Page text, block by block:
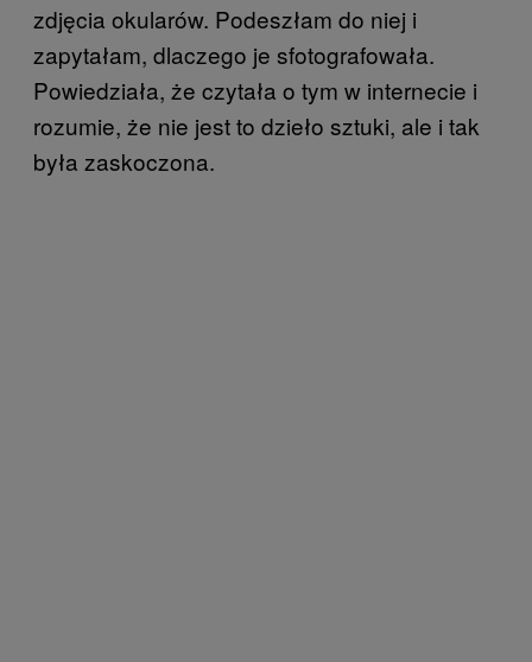
zdjęcia okularów. Podeszłam do niej i
zapytałam, dlaczego je sfotografowała.
Powiedziała, że czytała o tym w internecie i
rozumie, że nie jest to dzieło sztuki, ale i tak
była zaskoczona.